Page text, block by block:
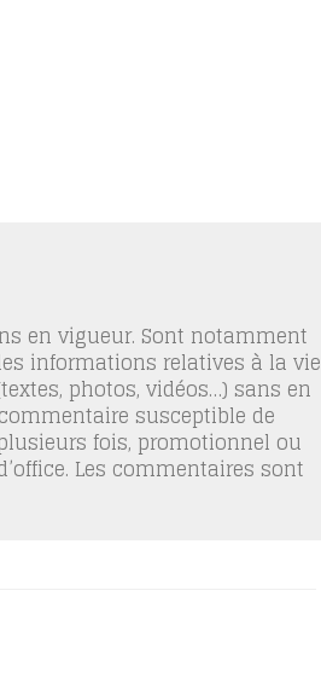
en vigueur. Sont notamment
informations relatives à la vie
photos, vidéos…) sans en
susceptible de
fois, promotionnel ou
Les commentaires sont